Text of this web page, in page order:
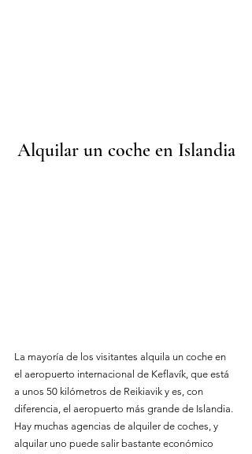
Alquilar un coche en Islandia
La mayoría de los visitantes alquila un coche en
el aeropuerto internacional de Keflavík, que está
a unos 50 kilómetros de Reikiavik y es, con
diferencia, el aeropuerto más grande de Islandia.
Hay muchas agencias de alquiler de coches, y
alquilar uno puede salir bastante económico